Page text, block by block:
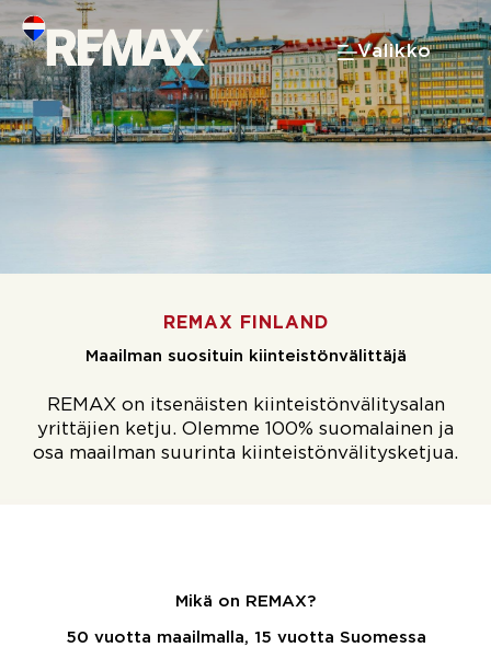
to
content
Valikko
REMAX FINLAND
Maailman suosituin kiinteistönvälittäjä
REMAX on itsenäisten kiinteistönvälitysalan
yrittäjien ketju. Olemme 100% suomalainen ja
osa maailman suurinta kiinteistönvälitysketjua.
Mikä on REMAX?
50 vuotta maailmalla, 15 vuotta Suomessa